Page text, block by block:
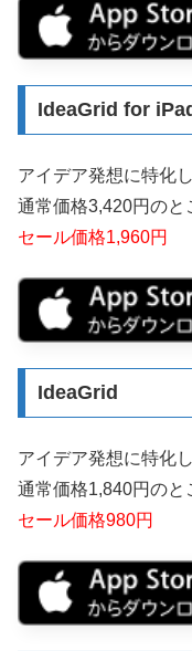
IdeaGrid for
アイデア発想に特化
通常価格3,420円のと
セール価格1,960円
IdeaGrid
アイデア発想に特化
通常価格1,840円のと
セール価格980円